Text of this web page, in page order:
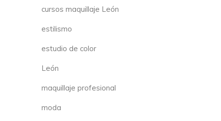
cursos maquillaje León
estilismo
estudio de color
León
maquillaje profesional
moda